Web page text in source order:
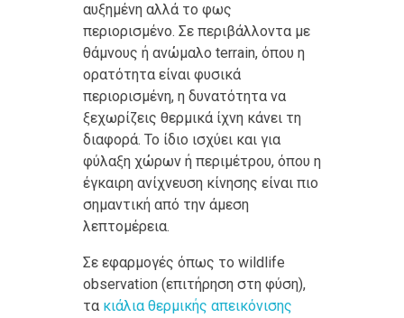
αυξημένη αλλά το φως
περιορισμένο. Σε περιβάλλοντα με
θάμνους ή ανώμαλο terrain, όπου η
ορατότητα είναι φυσικά
περιορισμένη, η δυνατότητα να
ξεχωρίζεις θερμικά ίχνη κάνει τη
διαφορά. Το ίδιο ισχύει και για
φύλαξη χώρων ή περιμέτρου, όπου η
έγκαιρη ανίχνευση κίνησης είναι πιο
σημαντική από την άμεση
λεπτομέρεια.
Σε εφαρμογές όπως το wildlife
observation (επιτήρηση στη φύση),
τα κιάλια θερμικής απεικόνισης